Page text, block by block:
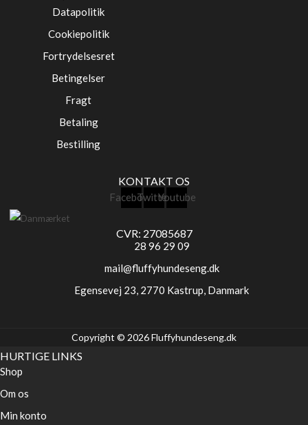
Datapolitik
Cookiepolitik
Fortrydelsesret
Betingelser
Fragt
Betaling
Bestilling
KONTAKT OS
FacebookTwitterYoutube
CVR: 27085687
28 96 29 09
mail@fluffyhundeseng.dk
Egensevej 23, 2770 Kastrup, Danmark
Copyright © 2026 Fluffyhundeseng.dk
HURTIGE LINKS
Shop
Om os
Min konto